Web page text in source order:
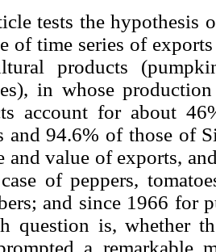
tests the hypothesis
of time series of
products
in whose
account for about
and 94.6% of those of
and value of exports,
of peppers,
and since 1966 for
question is, whether
a remarkable